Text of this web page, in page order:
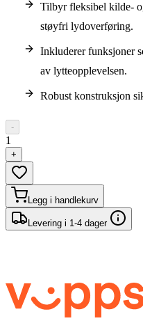
Tilbyr fleksibel kilde-
støyfri lydoverføring.
Inkluderer funksjoner
av lytteopplevelsen.
Robust konstruksjon
-
1
+
Legg i handlekurv
Levering i 1-4 dager